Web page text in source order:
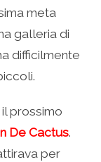
meta
galleria di
difficilmente
prossimo
De Cactus.
per